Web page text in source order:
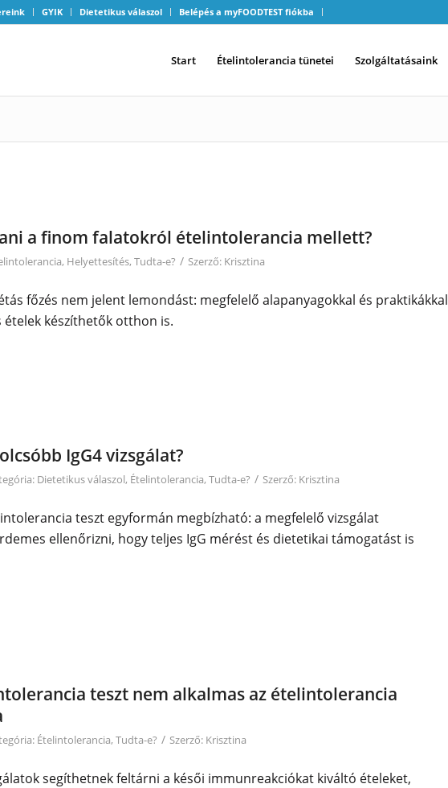
GYIK Dietetikus válaszol Belépés a myFOODTEST fiókba
Start Ételintolerancia tünetei Szolgáltatásaink
a finom falatokról ételintolerancia mellett?
, Helyettesítés, Tudta-e? / Szerző: Krisztina
főzés nem jelent lemondást: megfelelő alapanyagokkal és praktikákkal
ételek készíthetők otthon is.
IgG4 vizsgálat?
Dietetikus válaszol, Ételintolerancia, Tudta-e? / Szerző: Krisztina
teszt egyformán megbízható: a megfelelő vizsgálat
ellenőrizni, hogy teljes IgG mérést és dietetikai támogatást is
teszt nem alkalmas az ételintolerancia
Ételintolerancia, Tudta-e? / Szerző: Krisztina
segíthetnek feltárni a késői immunreakciókat kiváltó ételeket,